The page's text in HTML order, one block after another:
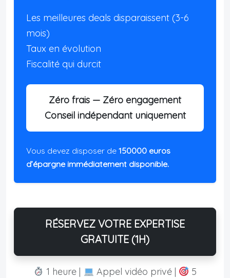
Les meilleures deals disparaissent (3-6
mois)
Taux en évolution
Fiscalité qui durcit
Zéro frais — Zéro engagement
Conseil indépendant uniquement
Vous devez disposer de 150000 euros
d’épargne immédiatement disponible.
RÉSERVEZ VOTRE EXPERTISE
GRATUITE (1H)
1 heure | Appel vidéo privé |
5